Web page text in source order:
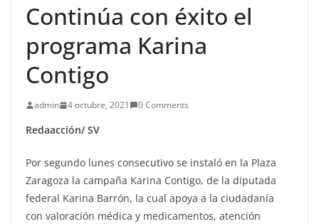
Continúa con éxito el
programa Karina
Contigo
admin 4 octubre, 2021 0 Comments
Redaacción/ SV
Por segundo lunes consecutivo se instaló en la Plaza
Zaragoza la campaña Karina Contigo, de la diputada
federal Karina Barrón, la cual apoya a la ciudadanía
con valoración médica y medicamentos, atención